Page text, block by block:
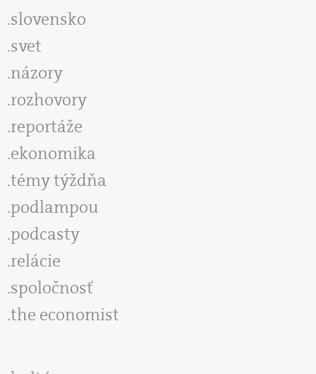
slovensko
svet
názory
rozhovory
reportáže
ekonomika
témy týždňa
podlampou
podcasty
relácie
spoločnosť
the economist